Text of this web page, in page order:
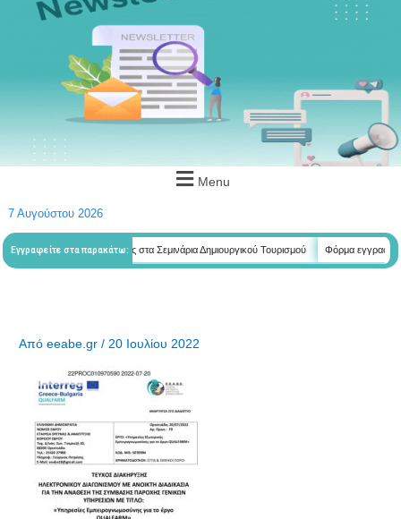
Menu
7 Αυγούστου 2026
Εγγραφείτε στα παρακάτω:
Φόρμα εγγραφής στα Σεμινάρια Δημιουργικού Τουρισμού Φόρμα εγγραφής
Απόeeabe.gr/20 Ιουλίου 2022